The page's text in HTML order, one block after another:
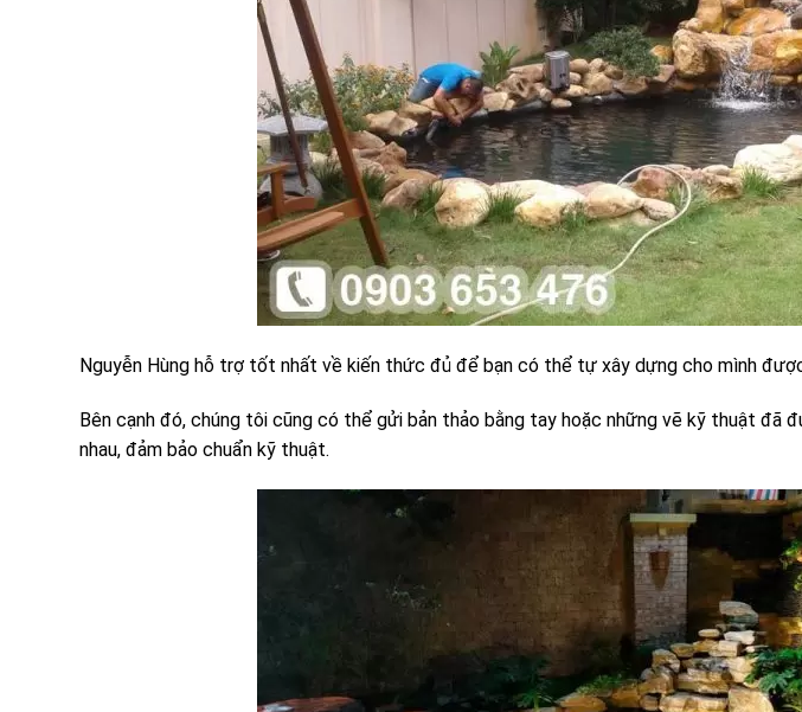
Nguyễn Hùng hỗ trợ tốt nhất về kiến thức đủ để bạn có thể tự xây dựng cho mình
Bên cạnh đó, chúng tôi cũng có thể gửi bản thảo bằng tay hoặc những vẽ kỹ thuật đã
nhau, đảm bảo chuẩn kỹ thuật.